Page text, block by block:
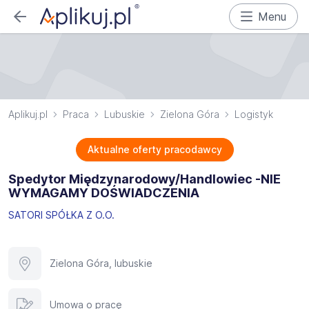
Menu
Aplikuj.pl Praca Lubuskie Zielona Góra Logistyk
Aktualne oferty pracodawcy
Spedytor Międzynarodowy/Handlowiec -NIE
WYMAGAMY DOŚWIADCZENIA
SATORI SPÓŁKA Z O.O.
Zielona Góra, lubuskie
Umowa o pracę